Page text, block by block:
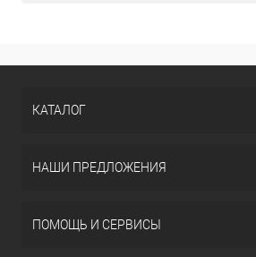
КАТАЛОГ
НАШИ ПРЕДЛОЖЕНИЯ
ПОМОЩЬ И СЕРВИСЫ